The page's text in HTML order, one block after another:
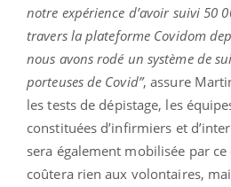
notre expérience d’avoir suivi 50
travers la plateforme Covidom
nous avons rodé un système de
porteuses de Covid”, assure
les tests de dépistage, les
constituées d’infirmiers et
sera également mobilisée par
coûtera rien aux volontaires,